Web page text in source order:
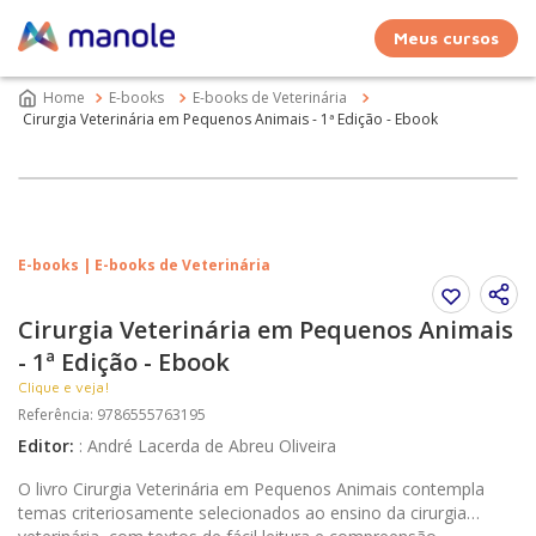
Meus cursos
E-books
E-books de Veterinária
Cirurgia Veterinária em Pequenos Animais - 1ª Edição - Ebook
E-books | E-books de Veterinária
Cirurgia Veterinária em Pequenos Animais
- 1ª Edição - Ebook
Clique e veja!
Referência: 9786555763195
Editor: : André Lacerda de Abreu Oliveira
O livro Cirurgia Veterinária em Pequenos Animais contempla
temas criteriosamente selecionados ao ensino da cirurgia